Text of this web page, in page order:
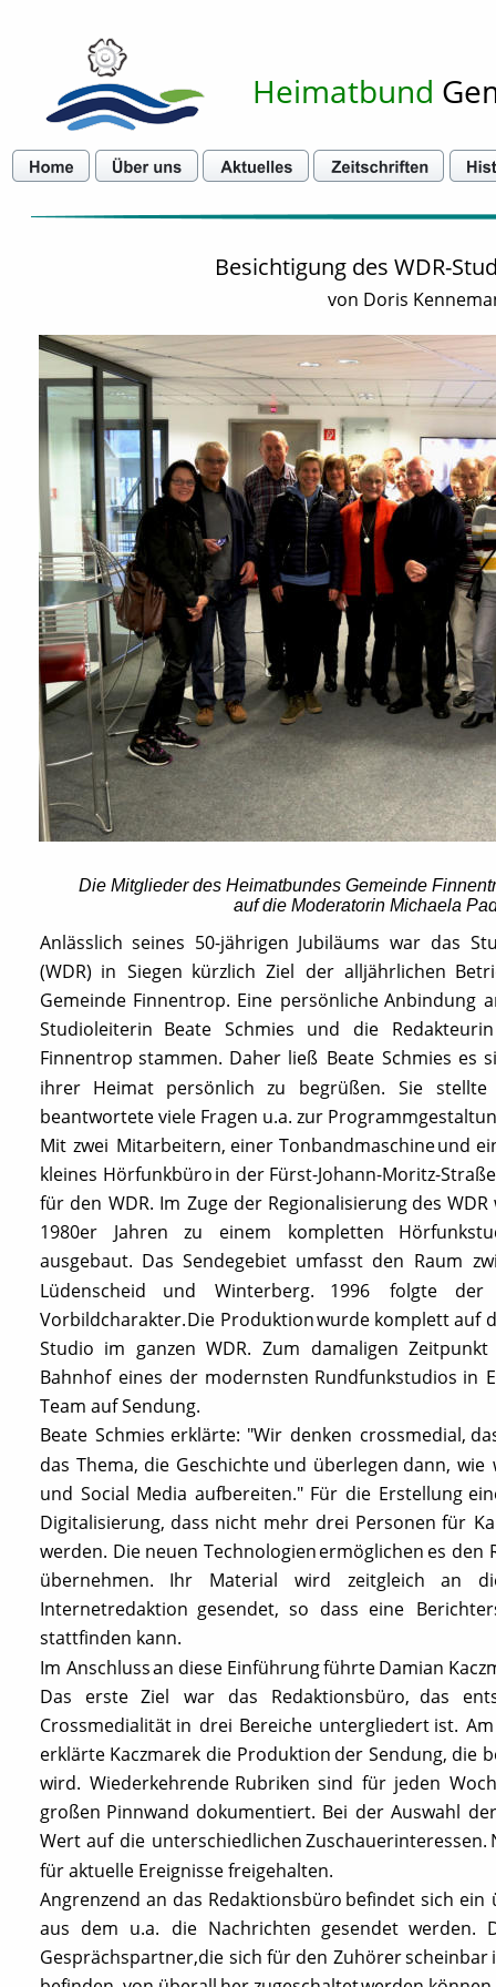
Heimatbund
Besichtigung des WDR-
von Doris
Anlässlich seines 50-jährigen Jubiläums war das
(WDR) in Siegen kürzlich Ziel der alljährlichen
Gemeinde Finnentrop. Eine persönliche Anbindung
Studioleiterin Beate Schmies und die
Redakteurin
Finnentrop stammen. Daher ließ Beate Schmies es
ihrer Heimat persönlich zu begrüßen. Sie stellte
beantwortete viele Fragen u.a. zur
Mit zwei Mitarbeitern, einer Tonbandmaschineund
kleines Hörfunkbüroin der Fürst-Johann-Moritz-Straße
für den WDR. Im Zuge der Regionalisierung des WDR
1980er
Jahren zu einem kompletten
ausgebaut. Das Sendegebiet umfasst den Raum
Lüdenscheid
und Winterberg. 1996 folgte
der
Vorbildcharakter.Die Produktionwurde komplettauf
Studio im ganzen WDR. Zum damaligen Zeitpunkt
Bahnhof eines der modernsten Rundfunkstudios in
Team auf Sendung.
Beate Schmies erklärte: "Wir denken crossmedial,
das Thema, die Geschichte und überlegen dann, wie
und Social Media aufbereiten." Für die Erstellung
Digitalisierung, dass nicht mehr drei Personen für
werden. Die neuen Technologienermöglichen es den
übernehmen.
Ihr Material wird zeitgleich an
Internetredaktion gesendet, so dass eine
stattfinden kann.
Im Anschlussan diese EinführungführteDamian
Das
erste Ziel war das Redaktionsbüro, das
Crossmedialität in drei Bereiche untergliedert ist. Am
erklärte Kaczmarek die Produktion der Sendung, die
wird. Wiederkehrende Rubriken sind für jeden
großen Pinnwand dokumentiert. Bei der Auswahl der
Wert auf die unterschiedlichenZuschauerinteressen.
für aktuelle Ereignisse freigehalten.
Angrenzend an das Redaktionsbüro befindet sich ein
aus dem u.a. die Nachrichten gesendet werden.
Gesprächspartner,die sich für den Zuhörerscheinbar
Die Mitglieder des Heimatbundes Gemeinde
auf die Moderatorin Michaela